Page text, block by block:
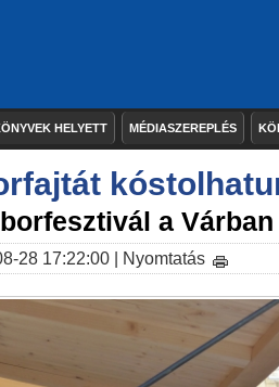
HELYETT MÉDIASZEREPLÉS
a Várban
28 17:22:00 | Nyomtatás